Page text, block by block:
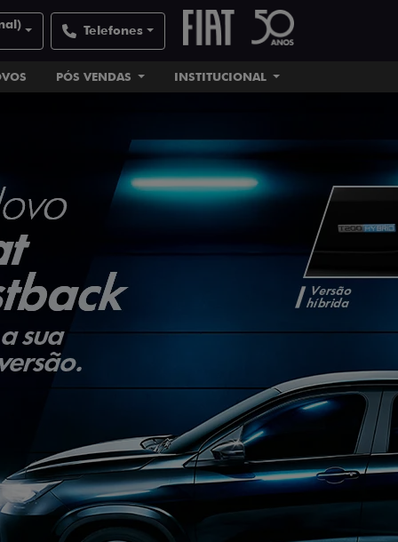
Telefones
PÓS VENDAS INSTITUCIONAL